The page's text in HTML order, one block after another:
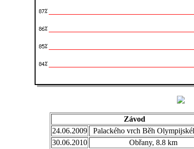
Závod
24.06.2009
Palackého vrch Běh
30.06.2010
Obřany, 8.8 km